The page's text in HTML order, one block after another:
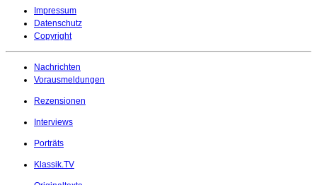
Impressum
Datenschutz
Copyright
Nachrichten
Vorausmeldungen
Rezensionen
Interviews
Porträts
Klassik.TV